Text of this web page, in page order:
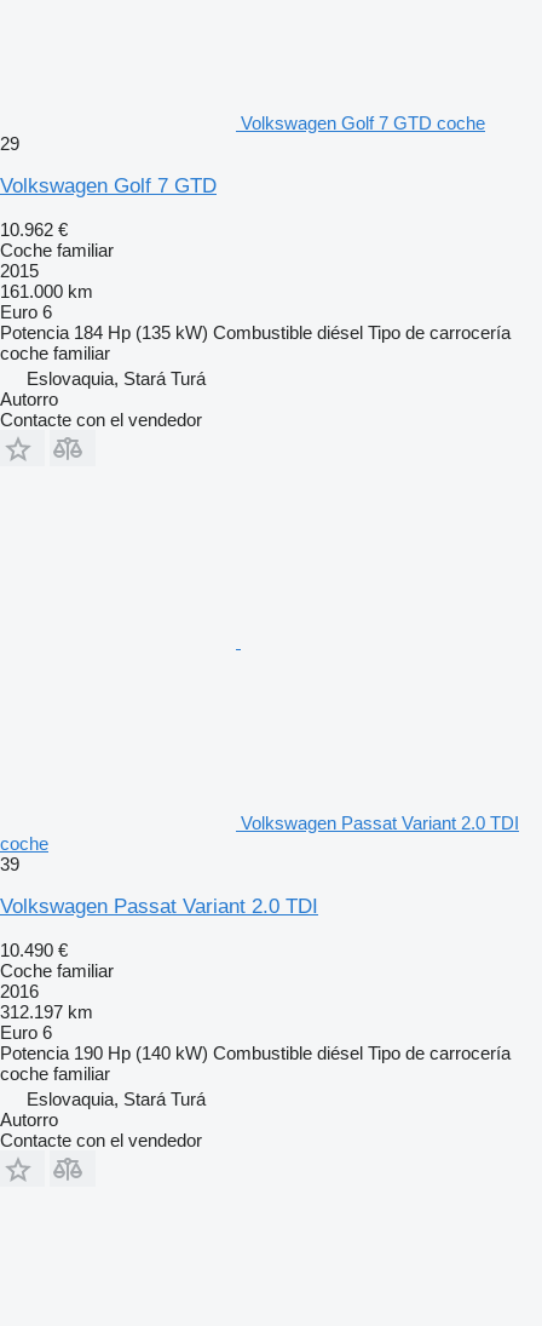
Volkswagen Golf 7 GTD coche
29
Volkswagen Golf 7 GTD
10.962 €
Coche familiar
2015
161.000 km
Euro 6
Potencia 184 Hp (135 kW) Combustible diésel Tipo de carrocería
coche familiar
Eslovaquia, Stará Turá
Autorro
Contacte con el vendedor
Volkswagen Passat Variant 2.0 TDI
coche
39
Volkswagen Passat Variant 2.0 TDI
10.490 €
Coche familiar
2016
312.197 km
Euro 6
Potencia 190 Hp (140 kW) Combustible diésel Tipo de carrocería
coche familiar
Eslovaquia, Stará Turá
Autorro
Contacte con el vendedor